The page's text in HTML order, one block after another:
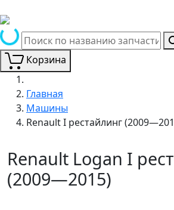
Корзина
Главная
Машины
Renault I рестайлинг
Renault Logan I
(2009—2015)